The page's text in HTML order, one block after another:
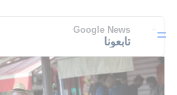
Google News
تابعونا